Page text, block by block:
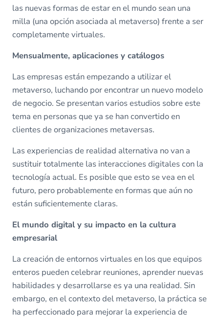
las nuevas formas de estar en el mundo sean una
milla (una opción asociada al metaverso) frente a ser
completamente virtuales.
Mensualmente, aplicaciones y catálogos
Las empresas están empezando a utilizar el
metaverso, luchando por encontrar un nuevo modelo
de negocio. Se presentan varios estudios sobre este
tema en personas que ya se han convertido en
clientes de organizaciones metaversas.
Las experiencias de realidad alternativa no van a
sustituir totalmente las interacciones digitales con la
tecnología actual. Es posible que esto se vea en el
futuro, pero probablemente en formas que aún no
están suficientemente claras.
El mundo digital y su impacto en la cultura
empresarial
La creación de entornos virtuales en los que equipos
enteros pueden celebrar reuniones, aprender nuevas
habilidades y desarrollarse es ya una realidad. Sin
embargo, en el contexto del metaverso, la práctica se
ha perfeccionado para mejorar la experiencia de